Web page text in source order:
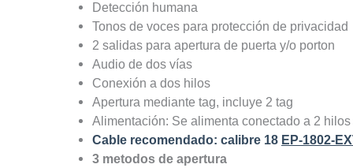
Detección humana
Tonos de voces para protección de privacidad
2 salidas para apertura de puerta y/o porton
Audio de dos vías
Conexión a dos hilos
Apertura mediante tag, incluye 2 tag
Alimentación: Se alimenta conectado a 2
Cable recomendado: calibre 18 EP-1802-
3 metodos de apertura